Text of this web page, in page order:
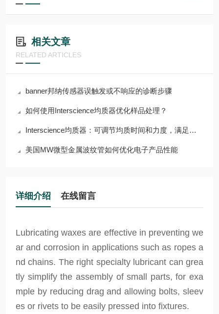
相关文章
RELATED ARTICLES
banner邦纳传感器误触发或不响应的诊断步骤
如何使用Interscience均质器优化样品处理？
Interscience均质器：可调节均质时间和力度，满足多样需求
美国MW微型金属波纹管如何优化电子产品性能
详细介绍 在线留言
Lubricating waxes are effective in preventing we
ar and corrosion in applications such as ropes a
nd chains. The right specialty lubricant can grea
tly simplify the assembly of small parts, for exa
mple by reducing drag and allowing bolts, sleev
es or rivets to be easily pressed into fixtures.